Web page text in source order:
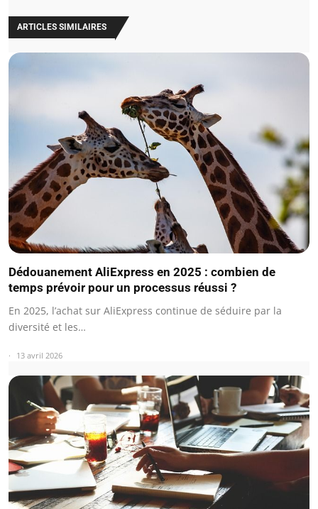
ARTICLES SIMILAIRES
Dédouanement AliExpress en 2025 : combien de
temps prévoir pour un processus réussi ?
En 2025, l’achat sur AliExpress continue de séduire par la
diversité et les…
13 avril 2026